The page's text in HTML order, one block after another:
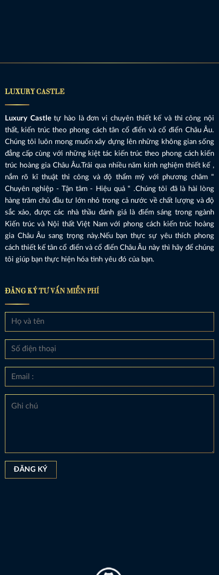
LUXURY CASTLE
Luxury Castletự hào là đơn vị chuyên thiết kế và thi công nội
thất, kiến trúc theo phong cách tân cổ điển và cổ điển Châu Âu.
Chúng tôi luôn mong muốn xây dựng lên những không gian sống
đẳng cấp cùng với những kiệt tác kiến trúc theo phong cách kiến
trúc hoàng gia Châu Âu.Trải qua nhiều năm kinh nghiệm thiết kế ,
nắm rõ kĩ thuật thi công và độ thẩm mỹ với phương châm "
Chuyên nghiệp - Tận tâm - Hiệu quả " .Chúng tôi đã là hài lòng
hàng trăm chủ đầu tư lớn nhỏ trong cả nước về chất lượng và độ
sắc xảo, được các nhà thầu đánh giá là điểm sáng trong ngành
Kiến trúc và Nội thất Việt Nam với phong cách kiến trúc hoàng
gia Châu Âu sang trọng này.Nếu bạn thực sự yêu thích phong
cách thiết kế tân cổ điển và cổ điển Châu Âu này thì hãy để chúng
tôi giúp bạn thực hiện hóa tình yêu đó của bạn.
ĐĂNG KÝ TƯ VẤN MIỄN PHÍ